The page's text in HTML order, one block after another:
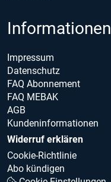
Informationen
Impressum
Datenschutz
FAQ Abonnement
FAQ MEBAK
AGB
Kundeninformationen
Widerruf erklären
Cookie-Richtlinie
Abo kündigen